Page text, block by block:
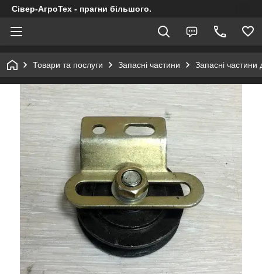
Сівер-АгроТех - прагни більшого.
Товари та послуги Запасні частини Запасні частини